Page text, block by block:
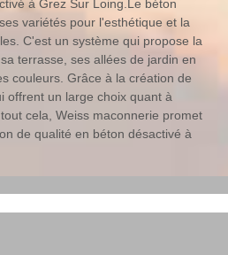
à Grez Sur Loing.Le béton
variétés pour l'esthétique et la
C'est un système qui propose la
terrasse, ses allées de jardin en
couleurs. Grâce à la création de
offrent un large choix quant à
cela, Weiss maconnerie promet
de qualité en béton désactivé à